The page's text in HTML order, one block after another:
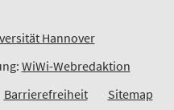
Hannover
WiWi-Webredaktion
Barrierefreiheit Sitemap